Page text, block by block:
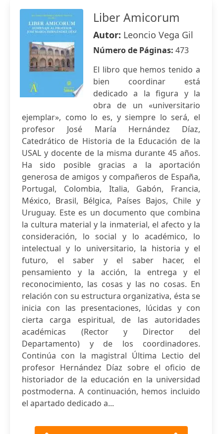
Liber Amicorum
Autor: Leoncio Vega Gil
Número de Páginas: 473
El libro que hemos tenido a
bien coordinar está
dedicado a la figura y la
obra de un «universitario
ejemplar», como lo es, y siempre lo será, el
profesor José María Hernández Díaz,
Catedrático de Historia de la Educación de la
USAL y docente de la misma durante 45 años.
Ha sido posible gracias a la aportación
generosa de amigos y compañeros de España,
Portugal, Colombia, Italia, Gabón, Francia,
México, Brasil, Bélgica, Países Bajos, Chile y
Uruguay. Este es un documento que combina
la cultura material y la inmaterial, el afecto y la
consideración, lo social y lo académico, lo
intelectual y lo universitario, la historia y el
futuro, el saber y el saber hacer, el
pensamiento y la acción, la entrega y el
reconocimiento, las cosas y las no cosas. En
relación con su estructura organizativa, ésta se
inicia con las presentaciones, lúcidas y con
cierta carga espiritual, de las autoridades
académicas (Rector y Director del
Departamento) y de los coordinadores.
Continúa con la magistral Última Lectio del
profesor Hernández Díaz sobre el oficio de
historiador de la educación en la universidad
postmoderna. A continuación, hemos incluido
el apartado dedicado a...